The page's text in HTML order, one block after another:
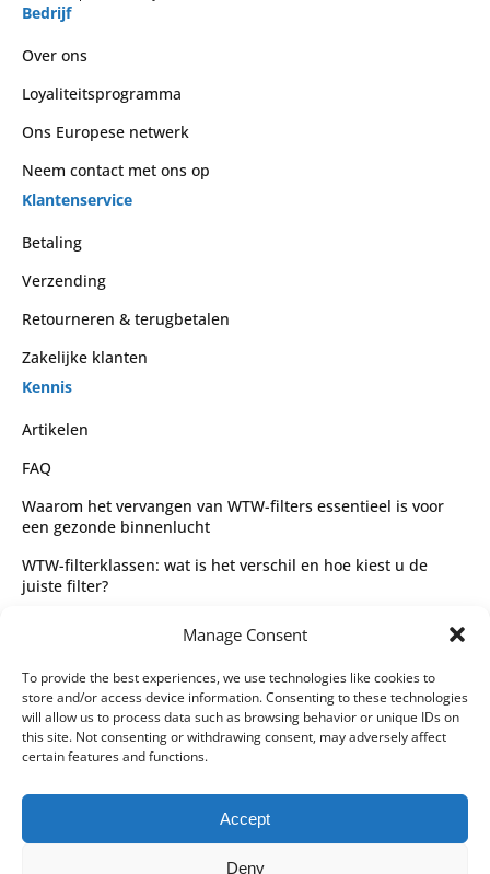
Manage Consent
To provide the best experiences, we use technologies like cookies to
store and/or access device information. Consenting to these technologies
will allow us to process data such as browsing behavior or unique IDs on
this site. Not consenting or withdrawing consent, may adversely affect
certain features and functions.
Accept
Deny
Bedrijf
Over ons
Loyaliteitsprogramma
Ons Europese netwerk
Neem contact met ons op
Klantenservice
Betaling
Verzending
Retourneren & terugbetalen
Zakelijke klanten
Kennis
Artikelen
FAQ
Waarom het vervangen van WTW-filters essentieel is voor
een gezonde binnenlucht
WTW-filterklassen: wat is het verschil en hoe kiest u de
juiste filter?
Complete gids voor WTW-filtertypes en het kiezen van de
Wettelijk
Algemene voorwaarden
Privacybeleid
Leveringspartners
Betaalmethoden